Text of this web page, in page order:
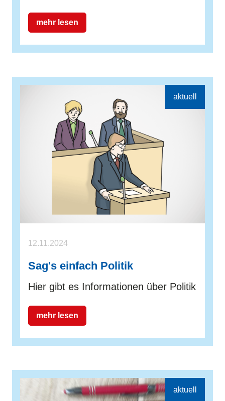
mehr lesen
12.11.2024
Sag's einfach Politik
Hier gibt es Informationen über Politik
mehr lesen